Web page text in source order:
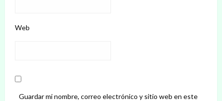
Web
Guardar mi nombre, correo electrónico y sitio web en este